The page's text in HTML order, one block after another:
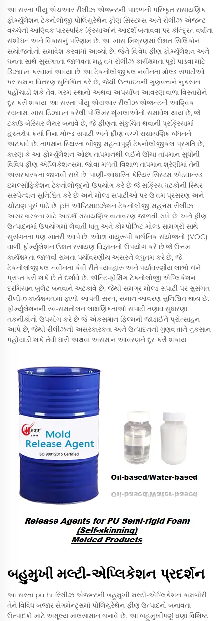
આ સસ્તા પીયુ એચઆર રીલીઝ એજન્ટની પાછળની પરિષ્કૃત રાસાયણિક
ફોર્મ્યુલેશન ટેકનોલોજી પોલિયુરેથેન ફીણ સિસ્ટમ્સ અને રીલીઝ એજન્ટ
વચ્ચેની આણ્વિક પારસ્પરિક ક્રિયાઓને આદર્શ બનાવવા પર કેન્દ્રિત વર્ષોના
સંશોધન અને વિકાસનું પરિણામ છે. આ ખાસ મિશ્રણમાં ઉન્નત સિલિકોન
સંયોજનોનો સમાવેશ કરવામાં આવ્યો છે, જેને વિવિધ ફીણ ફોર્મ્યુલેશન અને
ઘનતા સાથે સુસંગતતા જાળવતા મહત્તમ રીલીઝ કાર્યક્ષમતા પૂરી પાડવા માટે
ડિઝાઇન કરવામાં આવ્યા છે. આ ટેકનોલોજીકલ નવીનતા મોલ્ડ સપાટીઓ
પર સમાન વિતરણ સુનિશ્ચિત કરે છે, જેથી ઉત્પાદનની ગુણવત્તાને નુકસાન
પહોંચાડી શકે તેવા ગરમ સ્થાનો અથવા અપર્યાપ્ત આવરણ વાળા વિસ્તારોને
દૂર કરી શકાય. આ સસ્તા પીયુ એચઆર રીલીઝ એજન્ટની આણ્વિક
રચનામાં ખાસ ડિઝાઇન કરેલી પોલિમર શૃંખલાઓનો સમાવેશ થાય છે, જે
ટકાઉ બેરિયર લેયર બનાવે છે, જે ફીણના સંકુચિત થવાની પ્રક્રિયામાં
હસ્તક્ષેપ કર્યા વિના મોલ્ડ સપાટી અને ફીણ વચ્ચે રાસાયણિક બંધનને
અટકાવે છે. તાપમાન સ્થિરતા બીજી મહત્વપૂર્ણ ટેકનોલોજીકલ પ્રગતિ છે,
કારણ કે આ ફોર્મ્યુલેશન ઓછા તાપમાનથી લઈને ઊંચા તાપમાન સુધીની
વિવિધ ફીણ એપ્લિકેશન્સમાં જોવા મળતી વિશાળ તાપમાન શ્રેણીમાં તેની
અસરકારકતા જાળવી રાખે છે. પાણી-આધારિત કેરિયર સિસ્ટમ એડવાન્સ્ડ
ઇમલ્સીફિકેશન ટેકનોલોજીનો ઉપયોગ કરે છે જે સક્રિય ઘટકોની સ્થિર
સસ્પેન્શન સુનિશ્ચિત કરે છે અને મોલ્ડ સપાટીઓ પર ઉત્તમ પ્રસરણ અને
ચોંટાણ પૂરું પાડે છે. pH ઑપ્ટિમાઇઝેશન ટેકનોલોજી મહત્તમ રીલીઝ
અસરકારકતા માટે આદર્શ રાસાયણિક વાતાવરણ જાળવી રાખે છે અને ફીણ
ઉત્પાદનમાં ઉપયોગમાં લેવાતી ધાતુ અને કોમ્પોઝિટ મોલ્ડ સામગ્રી સાથે
સુસંગતતા પણ ખાતરી આપે છે. ઓછા વાયુરૂપી કાર્બનિક સંયોજનો (VOC)
વાળી ફોર્મ્યુલેશન ઉન્નત રસાયણ વિજ્ઞાનનો ઉપયોગ કરે છે જે ઉત્તમ
કાર્યક્ષમતા જાળવી રાખતા પર્યાવરણીય અસરને લઘુતમ કરે છે, જે
ટેકનોલોજીકલ નવીનતા કેવી રીતે વ્યવહારુ અને પર્યાવરણીય લાભો બંને
પ્રાપ્ત કરી શકે છે તે દર્શાવે છે. ઍન્ટિ-ફોમિંગ ટેકનોલોજી એપ્લિકેશન
દરમિયાન બુલેટ બનવાને અટકાવે છે, જેથી સમગ્ર મોલ્ડ સપાટી પર સુસંગત
રીલીઝ કાર્યક્ષમતામાં ફાળો આપતી સરળ, સમાન આવરણ સુનિશ્ચિત થાય છે.
ફોર્મ્યુલેશનની સ્વ-સમતોલન લાક્ષણિકતાઓ સપાટી તણાવ સુધારણા
તકનીકોનો ઉપયોગ કરે છે જે એકસમાન ફિલ્મની જાડાઈને પ્રોત્સાહન
આપે છે, જેથી રીલીઝની અસરકારકતા અને ઉત્પાદનની ગુણવત્તાને નુકસાન
પહોંચાડી શકે તેવી ધારી અથવા અસમાન આવરણને દૂર કરી શકાય.
બહુમુખી મલ્ટી-એપ્લિકેશન પ્રદર્શન
આ સસ્તા pu hr રિલીઝ એજન્ટની બહુમુખી મલ્ટી-એપ્લિકેશન કામગીરી
તેને વિવિધ બજાર સેગમેન્ટ્સમાં પોલિયુરેથેન ફીણ ઉત્પાદનો બનાવતા
ઉત્પાદકો માટે અમૂલ્ય માલસામાન બનાવે છે. આ બહુમુખીપણું ઘણાં વિશિષ્ટ